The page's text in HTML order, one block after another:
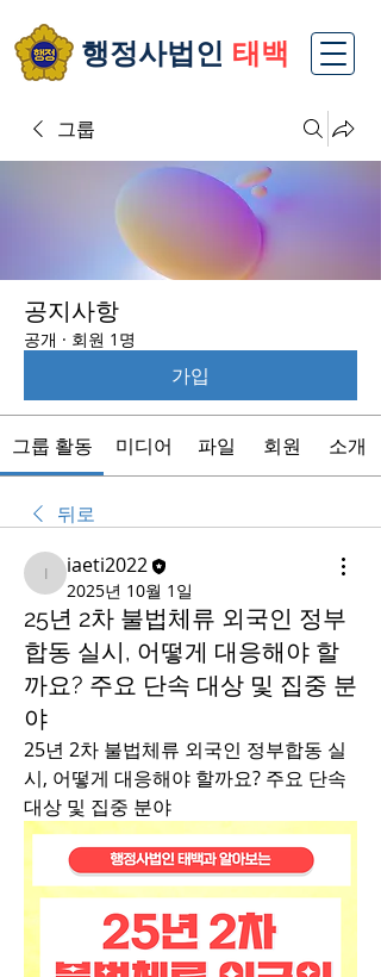
​행정사법인 태백
그룹
공지사항
공개 · 회원 1명
가입
그룹 활동 미디어 파일 회원 소개
뒤로
iaeti2022
iaeti2022
2025년 10월 1일
25년 2차 불법체류 외국인 정부
합동 실시, 어떻게 대응해야 할
까요? 주요 단속 대상 및 집중 분
야
25년 2차 불법체류 외국인 정부합동 실
시, 어떻게 대응해야 할까요? 주요 단속
대상 및 집중 분야